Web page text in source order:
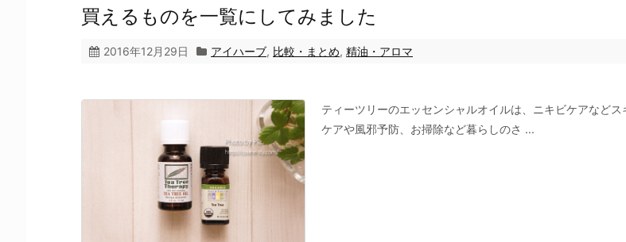
買えるものを一覧にしてみました
2016年12月29日 アイハーブ, 比較・まとめ, 精油・アロマ
ティーツリーのエッセンシャルオイルは、ニキビケアなどス
ケアや風邪予防、お掃除など暮らしのさ ...